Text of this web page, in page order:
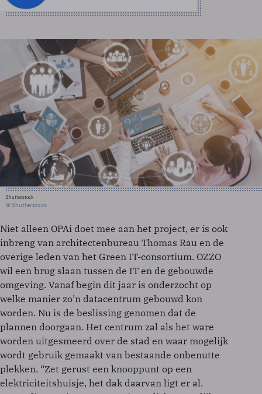
Shutterstock
© Shutterstock
Niet alleen OPAi doet mee aan het project, er is ook
inbreng van architectenbureau Thomas Rau en de
overige leden van het Green IT-consortium. OZZO
wil een brug slaan tussen de IT en de gebouwde
omgeving. Vanaf begin dit jaar is onderzocht op
welke manier zo’n datacentrum gebouwd kon
worden. Nu is de beslissing genomen dat de
plannen doorgaan. Het centrum zal als het ware
worden uitgesmeerd over de stad en waar mogelijk
wordt gebruik gemaakt van bestaande onbenutte
plekken. “Zet gerust een knooppunt op een
elektriciteitshuisje, het dak daarvan ligt er al.